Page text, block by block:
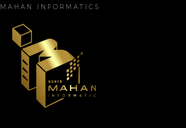
MAHAN INFORMATICS